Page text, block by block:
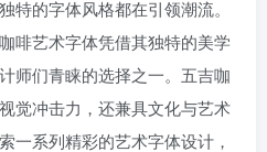
特的字体风格都在引领潮流。
啡艺术字体凭借其独特的美学
师们青睐的选择之一。五吉咖
觉冲击力，还兼具文化与艺术
一系列精彩的艺术字体设计，